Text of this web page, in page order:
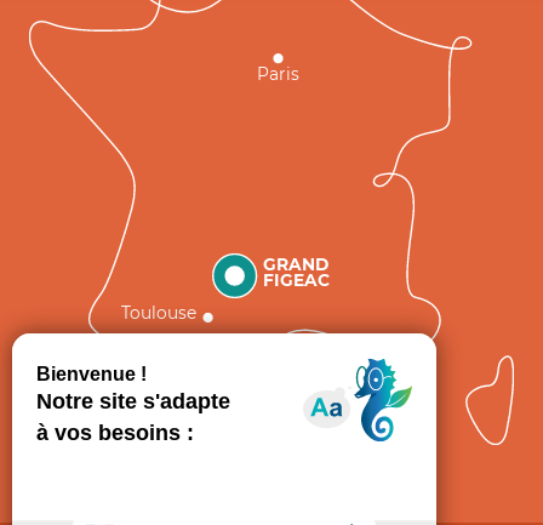
GRAND
FIGEAC
Toulouse
Paris